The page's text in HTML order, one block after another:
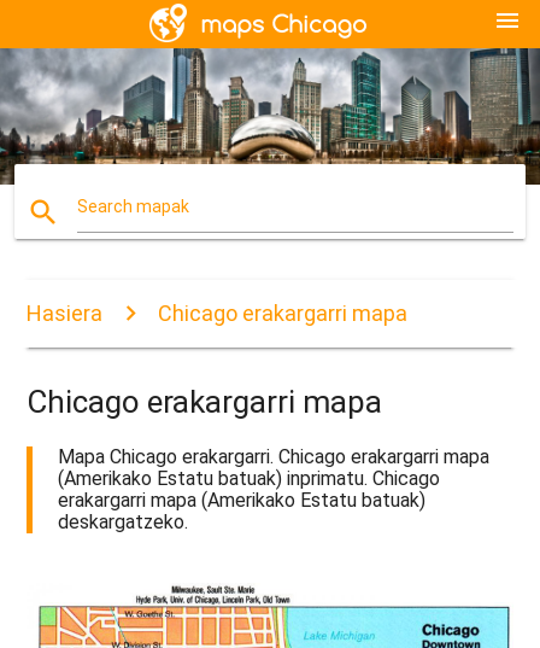
menu
search Search mapak
Hasiera Chicago erakargarri mapa
Chicago erakargarri mapa
Mapa Chicago erakargarri. Chicago erakargarri mapa
(Amerikako Estatu batuak) inprimatu. Chicago
erakargarri mapa (Amerikako Estatu batuak)
deskargatzeko.